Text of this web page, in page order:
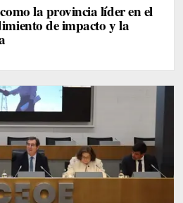
la provincia líder en el
de impacto y la